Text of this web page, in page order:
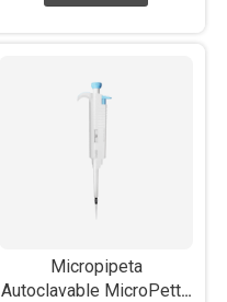
Micropipeta
Autoclavable MicroPette